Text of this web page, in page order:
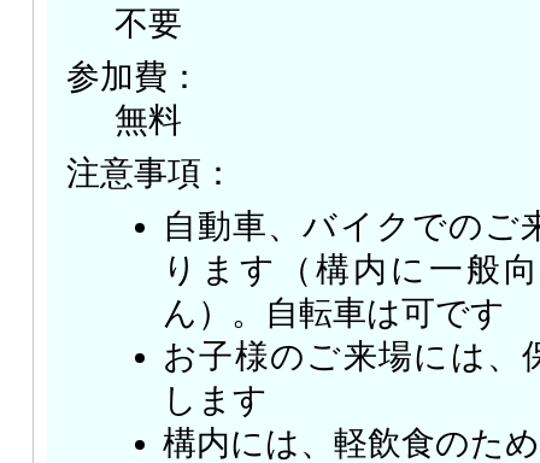
不要
参加費：
無料
注意事項：
自動車、バイクでのご
ります（構内に一般
ん）。自転車は可です
お子様のご来場には、
します
構内には、軽飲食のた